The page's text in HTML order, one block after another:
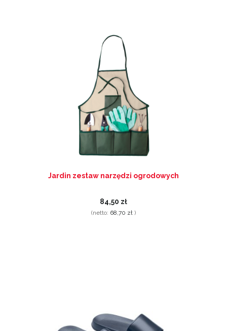
Jardin zestaw narzędzi ogrodowych
84,50 zł
(netto: 68,70 zł )